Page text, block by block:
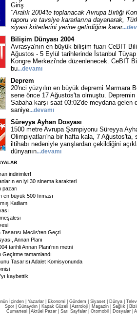
Giriş
"Aralık 2004'te toplanacak Avrupa Birliği
raporu ve tavsiye kararlarına dayanarak,
siyasi kriterlerini yerine getirdiğine karar
Bilişim Dünyası 2004
Avrasya'nın en büyük bilişim fuarı CeBIT
Ağustos - 5 Eylül tarihlerinde İstanbul
Kongre Merkezi'nde düzenlenecek. CeBIT
bu...devamı
Deprem
20'nci yüzyılın en büyük depremi Marmara
sene önce 17 Ağustos'ta olmuştu.
Sabaha karşı saat 03:02'de meydana gelen
saniye...devamı
Süreyya Ayhan Dosyası
1500 metre Avrupa Şampiyonu Süreyya
Olimpiyatları'na bir hafta kala, 7 Ağustos'ta,
iltihabı nedeniyle yarışlardan çekildiğini
dünyanın...devamı
indirimler!
en iyi 30 sinema karakteri
pazarı
en büyük 500 firması
Katliam
Tasarısı Meclis'ten Geçti
Annan Planı
tarihli Annan Planı'nın metni
Geçirme tamamlandı
Tasarısı Adalet Komisyonunda
kaybettik
İçinden Yazarlar Ekonomi Gündem Siyaset Dünya |
Spor
Günaydın Kapak Güzeli Astroloji Magazin Sağlık
Cumartesi| Aktüel Pazar| Sarı Sayfalar| Otomobil Dosyalar|